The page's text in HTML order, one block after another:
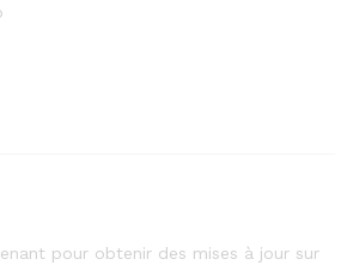
pour obtenir des mises à jour sur